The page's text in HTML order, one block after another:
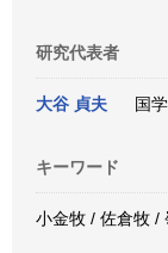
研究代表者
大谷 貞夫 国
キーワード
小金牧 / 佐倉牧 /